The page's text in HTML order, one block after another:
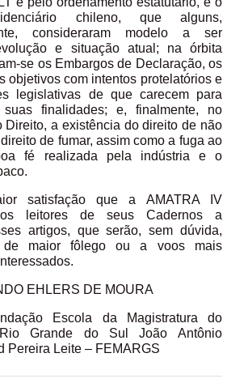
chileno, que alguns,
consideraram modelo a ser
e situação atual; na órbita
se os Embargos de Declaração, os
objetivos com intentos protelatórios e
legislativas de que carecem para
finalidades; e, finalmente, no
Direito, a existência do direito de não
de fumar, assim como a fuga ao
fé realizada pela indústria e o
satisfação que a AMATRA IV
leitores de seus Cadernos a
artigos, que serão, sem dúvida,
maior fôlego ou a voos mais
EHLERS DE MOURA
Escola da Magistratura do
Grande do Sul João Antônio
Pereira Leite – FEMARGS